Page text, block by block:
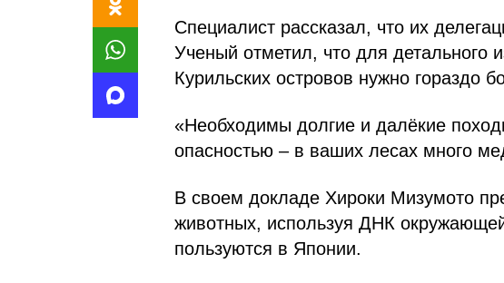
Специалист рассказал, что их
Ученый отметил, что для детального
Курильских островов нужно гораздо
«Необходимы долгие и далёкие
опасностью – в ваших лесах много
В своем докладе Хироки Мизумото
животных, используя ДНК
пользуются в Японии.